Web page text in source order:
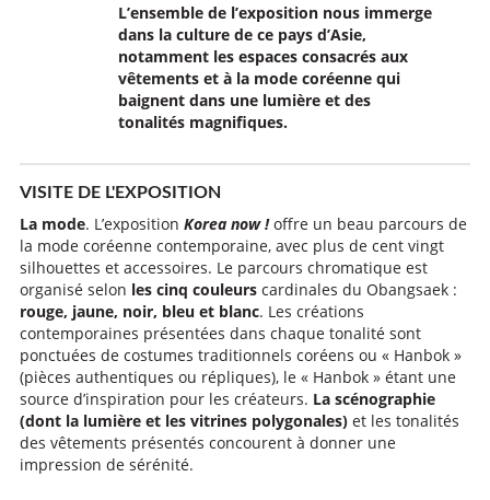
L’ensemble de l’exposition nous immerge
dans la culture de ce pays d’Asie,
notamment les espaces consacrés aux
vêtements et à la mode coréenne qui
baignent dans une lumière et des
tonalités magnifiques.
VISITE DE L'EXPOSITION
La mode. L’exposition Korea now !offre un beau parcours de
la mode coréenne contemporaine, avec plus de cent vingt
silhouettes et accessoires. Le parcours chromatique est
organisé selon les cinq couleurs cardinales du Obangsaek :
rouge, jaune, noir, bleu et blanc. Les créations
contemporaines présentées dans chaque tonalité sont
ponctuées de costumes traditionnels coréens ou « Hanbok »
(pièces authentiques ou répliques), le « Hanbok » étant une
source d’inspiration pour les créateurs. La scénographie
(dont la lumière et les vitrines polygonales) et les tonalités
des vêtements présentés concourent à donner une
impression de sérénité.